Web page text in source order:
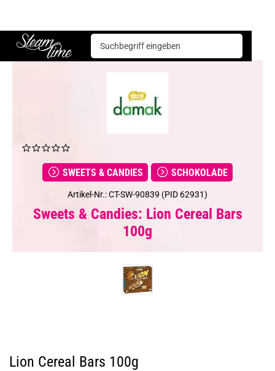
Steam time
Sweets & Candies Schokolade
SWEETS & CANDIES SCHOKOLADE
Artikel-Nr.: CT-SW-90839 (PID 62931)
Sweets & Candies: Lion Cereal Bars
100g
Lion Cereal Bars 100g